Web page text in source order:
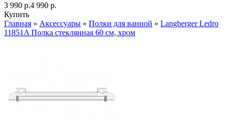
3 990 р.4 990 р.
Купить
Главная » Аксессуары » Полки для ванной » Langberger Ledro
11851A Полка стеклянная 60 см, хром